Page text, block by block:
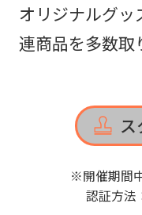
オリジナルグッ
連商品を多数取
ス
※開催期間
認証方法